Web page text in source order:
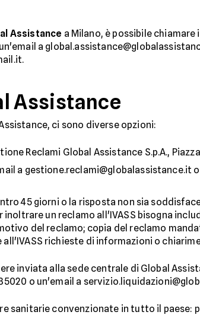
Assistance a Milano, è possibile chiamare
a
Assistance
ci sono diverse opzioni:
Reclami Global Assistance S.p.A., Piazza
a gestione.reclami@globalassistance.it o
45 giorni o la risposta non sia
inoltrare un reclamo all'IVASS bisogna
del reclamo; copia del reclamo
richieste di informazioni o
inviata alla sede centrale di Global
o un'email a
sanitarie convenzionate in tutto il paese: